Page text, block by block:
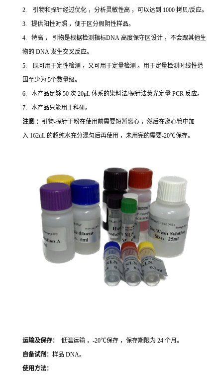
2. 引物和探针经过优化 ，分析灵敏性高 ，可以达到 1000 拷贝/反应。
3. 提供阳性对照 ，便于区分假阴性样品。
4. 特高 ， 引物是根据检测指标DNA 高度保守区设计 ，不会跟其他生
物的 DNA 发生交叉反应。
5. 既可用于定性检测 ，又可用于定量检测 。用于定量检测时线性范
围至少为 5个数量级。
6. 本产品足够 50 次 20μL 体系的染料法/探针法荧光定量 PCR 反应。
7. 本产品只能用于科研。
注意 ： 引物-探针干粉在使用前需要短暂离心 ，然后在离心管中加
入 162uL 的超纯水充分混匀后再使用 ，未用完的需要-20℃保存。
运输及保存：
低温运输 ，-20℃保存 ，保存期限为 24 个月。
自备试剂： 样品 DNA。
使用方法：